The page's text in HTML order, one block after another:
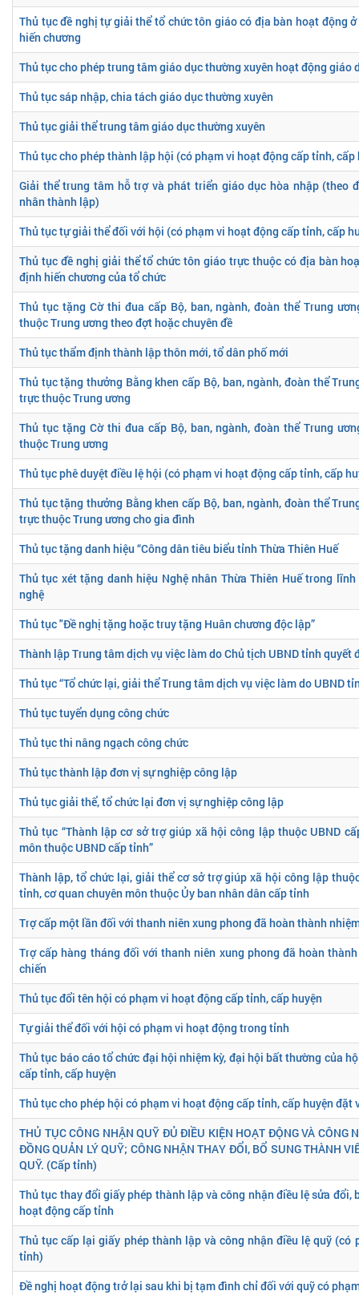
Thủ tục đề nghị tự giải thể tổ chức tôn giáo có địa bàn hoạt động
hiến chương
Thủ tục cho phép trung tâm giáo dục thường xuyên hoạt động giáo
Thủ tục sáp nhập, chia tách giáo dục thường xuyên
Thủ tục giải thể trung tâm giáo dục thường xuyên
Thủ tục cho phép thành lập hội (có phạm vi hoạt động cấp tỉnh, cấp
Giải thể trung tâm hỗ trợ và phát triển giáo dục hòa nhập (theo
nhân thành lập)
Thủ tục tự giải thể đối với hội (có phạm vi hoạt động cấp tỉnh, cấp
Thủ tục đề nghị giải thể tổ chức tôn giáo trực thuộc có địa bàn
định hiến chương của tổ chức
Thủ tục tặng Cờ thi đua cấp Bộ, ban, ngành, đoàn thể Trung
thuộc Trung ương theo đợt hoặc chuyên đề
Thủ tục thẩm định thành lập thôn mới, tổ dân phố mới
Thủ tục tặng thưởng Bằng khen cấp Bộ, ban, ngành, đoàn thể
trực thuộc Trung ương
Thủ tục tặng Cờ thi đua cấp Bộ, ban, ngành, đoàn thể Trung
thuộc Trung ương
Thủ tục phê duyệt điều lệ hội (có phạm vi hoạt động cấp tỉnh, cấp
Thủ tục tặng thưởng Bằng khen cấp Bộ, ban, ngành, đoàn thể
trực thuộc Trung ương cho gia đình
Thủ tục tặng danh hiệu “Công dân tiêu biểu tỉnh Thừa Thiên Huế
Thủ tục xét tặng danh hiệu Nghệ nhân Thừa Thiên Huế trong
nghệ
Thủ tục "Đề nghị tặng hoặc truy tặng Huân chương độc lập”
Thành lập Trung tâm dịch vụ việc làm do Chủ tịch UBND tỉnh quyết
Thủ tục “Tổ chức lại, giải thể Trung tâm dịch vụ việc làm do UBND
Thủ tục tuyển dụng công chức
Thủ tục thi nâng ngạch công chức
Thủ tục thành lập đơn vị sự nghiệp công lập
Thủ tục giải thể, tổ chức lại đơn vị sự nghiệp công lập
Thủ tục “Thành lập cơ sở trợ giúp xã hội công lập thuộc UBND
môn thuộc UBND cấp tỉnh”
Thành lập, tổ chức lại, giải thể cơ sở trợ giúp xã hội công lập
tỉnh, cơ quan chuyên môn thuộc Ủy ban nhân dân cấp tỉnh
Trợ cấp một lần đối với thanh niên xung phong đã hoàn thành
Trợ cấp hàng tháng đối với thanh niên xung phong đã hoàn
chiến
Thủ tục đổi tên hội có phạm vi hoạt động cấp tỉnh, cấp huyện
Tự giải thể đối với hội có phạm vi hoạt động trong tỉnh
Thủ tục báo cáo tổ chức đại hội nhiệm kỳ, đại hội bất thường của
cấp tỉnh, cấp huyện
Thủ tục cho phép hội có phạm vi hoạt động cấp tỉnh, cấp huyện đặt
THỦ TỤC CÔNG NHẬN QUỸ ĐỦ ĐIỀU KIỆN HOẠT ĐỘNG VÀ CÔNG
ĐỒNG QUẢN LÝ QUỸ; CÔNG NHẬN THAY ĐỔI, BỔ SUNG THÀNH
QUỸ. (Cấp tỉnh)
Thủ tục thay đổi giấy phép thành lập và công nhận điều lệ sửa đổi,
hoạt động cấp tỉnh
Thủ tục cấp lại giấy phép thành lập và công nhận điều lệ quỹ (có
tỉnh)
Đề nghị hoạt động trở lại sau khi bị tạm đình chỉ đối với quỹ có